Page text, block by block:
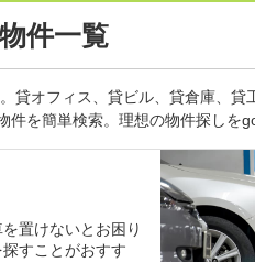
件一覧
貸オフィス、貸ビル、貸倉庫、貸
を簡単検索。理想の物件探しを
置けないとお困り
すことがおすす